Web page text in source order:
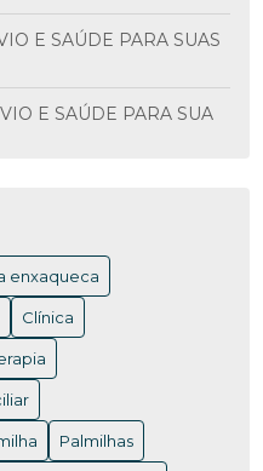
PROFISSIONAIS
enxaqueca
Clínica
Palmilhas